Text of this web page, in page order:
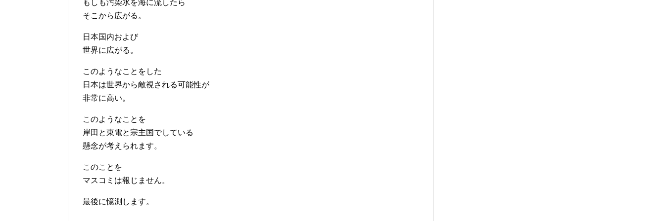
もしも汚染水を海に流したら
そこから広がる。
日本国内および
世界に広がる。
このようなことをした
日本は世界から敵視される可能性が
非常に高い。
このようなことを
岸田と東電と宗主国でしている
懸念が考えられます。
このことを
マスコミは報じません。
最後に憶測します。